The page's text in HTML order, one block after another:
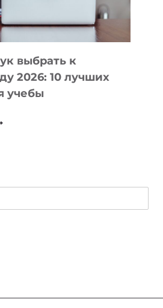
выбрать к
2026: 10 лучших
учебы